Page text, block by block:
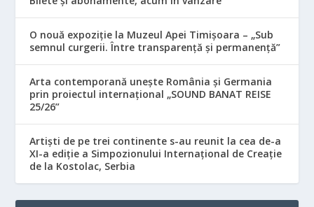
O nouă expoziție la Muzeul Apei Timișoara – „Sub
semnul curgerii. Între transparență și permanență”
Arta contemporană unește România și Germania
prin proiectul internațional „SOUND BANAT REISE
25/26”
Artiști de pe trei continente s-au reunit la cea de-a
XI-a ediție a Simpozionului Internațional de Creație
de la Kostolac, Serbia